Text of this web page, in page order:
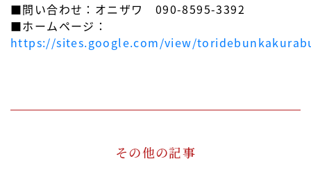
■問い合わせ：オニザワ 090-8595-3392
■ホームページ：
https://sites.google.com/view/
その他の記事